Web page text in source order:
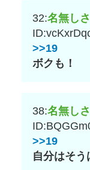
32:名無し
>>19
ボクも！
38:名無し
>>19
自分はそう